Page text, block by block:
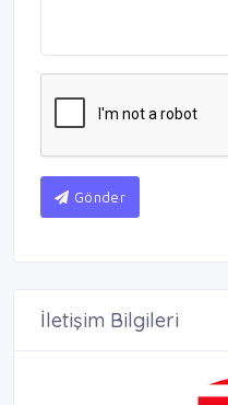
Gönder
İletişim Bilgileri